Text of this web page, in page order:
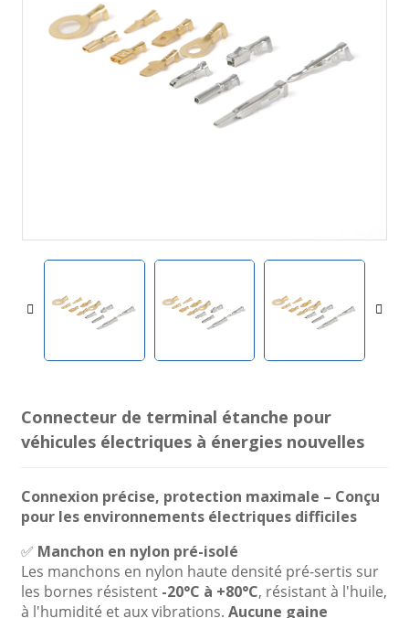
Connecteur de terminal étanche pour
véhicules électriques à énergies nouvelles
Connexion précise, protection maximale – Conçu
pour les environnements électriques difficiles
✅ Manchon en nylon pré-isolé
Les manchons en nylon haute densité pré-sertis sur
les bornes résistent -20°C à +80°C, résistant à l'huile,
à l'humidité et aux vibrations. Aucune gaine